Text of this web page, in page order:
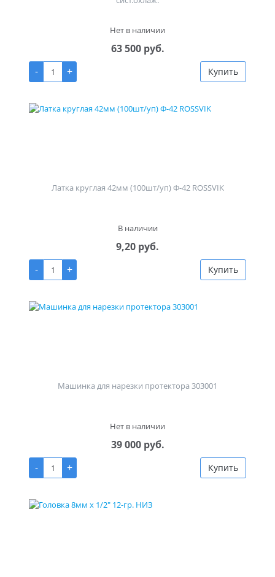
Нет в наличии
63 500 руб.
-
+ Купить
Латка круглая 42мм (100шт/уп) Ф-42 ROSSVIK
В наличии
9,20 руб.
-
+ Купить
Машинка для нарезки протектора 303001
Нет в наличии
39 000 руб.
-
+ Купить